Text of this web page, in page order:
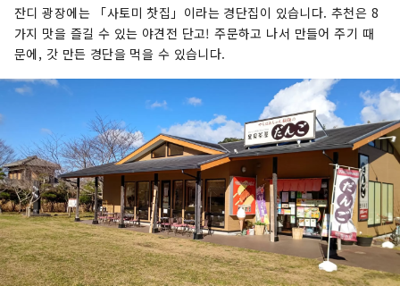
잔디 광장에는 「사토미 찻집」이라는 경단집이 있습니다. 추천은 8
가지 맛을 즐길 수 있는 야견전 단고! 주문하고 나서 만들어 주기 때
문에, 갓 만든 경단을 먹을 수 있습니다.